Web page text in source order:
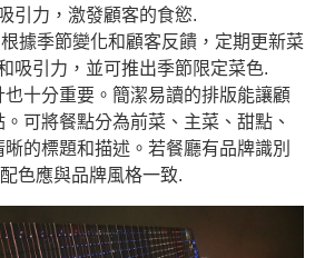
引力，激發顧客的食慾.
根據季節變化和顧客反饋，定期更新菜
吸引力，並可推出季節限定菜色.
十分重要。簡潔易讀的排版能讓顧
可將餐點分為前菜、主菜、甜點、
的標題和描述。若餐廳有品牌識別
色應與品牌風格一致.